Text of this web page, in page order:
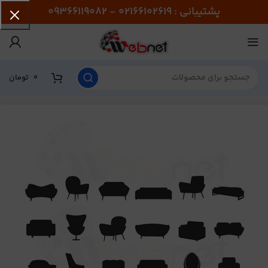
پشتیبانی : 02166102619 - 09366119082
0 تومان